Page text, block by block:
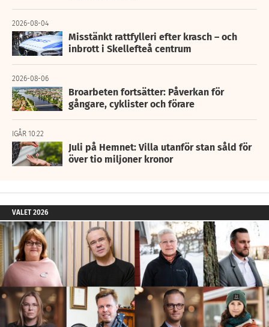
2026-08-04
Misstänkt rattfylleri efter krasch – och
inbrott i Skellefteå centrum
2026-08-06
Broarbeten fortsätter: Påverkan för
gångare, cyklister och förare
IGÅR 10:22
Juli på Hemnet: Villa utanför stan såld för
över tio miljoner kronor
VALET 2026